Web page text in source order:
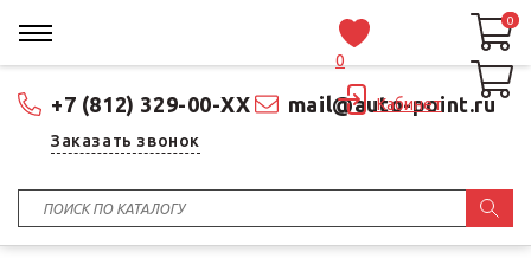
+7 (812) 329-00-XX mail@auto-point.ru
Заказать звонок
0
Кабинет
0
0